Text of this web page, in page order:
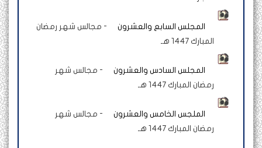
المجلس السابع والعشرون - مجالس شهر رمضان
المبارك 1447 هـ
المجلس السادس والعشرون - مجالس شهر
رمضان المبارك 1447 هـ
الملجس الخامس والعشرون - مجالس شهر
رمضان المبارك 1447 هـ